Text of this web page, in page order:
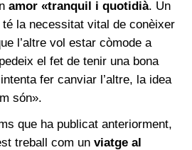
amor «tranquil i quotidià. Un
la necessitat vital de conèixer
l’altre vol estar còmode a
el fet de tenir una bona
fer canviar l’altre, la idea
són».
que ha publicat anteriorment,
treball com un viatge al